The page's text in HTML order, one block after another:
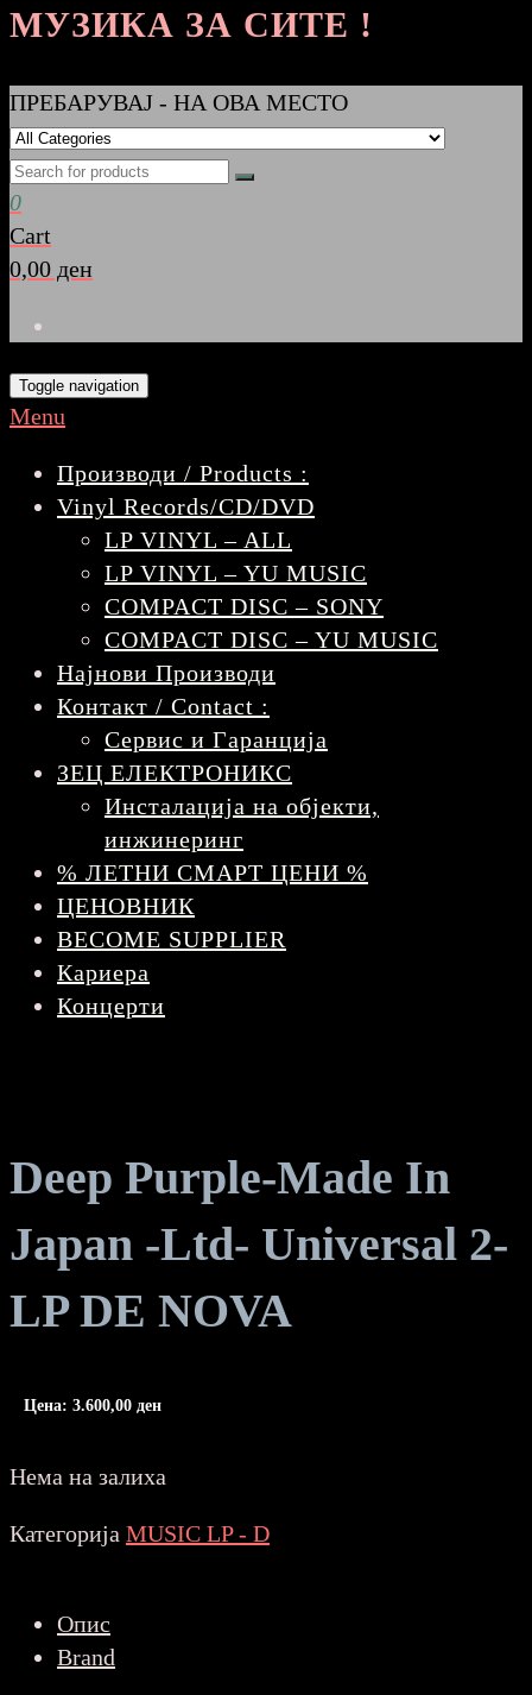
МУЗИКА ЗА СИТЕ !
ПРЕБАРУВАЈ - НА ОВА МЕСТО
0
Cart
0,00 ден
Toggle navigation
Menu
Производи / Products :
Vinyl Records/CD/DVD
LP VINYL – ALL
LP VINYL – YU MUSIC
COMPACT DISC – SONY
COMPACT DISC – YU MUSIC
Најнови Производи
Контакт / Contact :
Сервис и Гаранција
ЗЕЦ ЕЛЕКТРОНИКС
Инсталација на објекти,
инжинеринг
% ЛЕТНИ СМАРТ ЦЕНИ %
ЦЕНОВНИК
BECOME SUPPLIER
Кариера
Концерти
Deep Purple-Made In
Japan -Ltd- Universal 2-
LP DE NOVA
Цена: 3.600,00 ден
Нема на залиха
Категорија MUSIC LP - D
Опис
Brand